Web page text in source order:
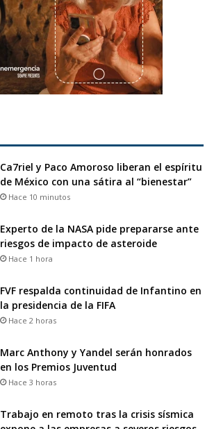
Ca7riel y Paco Amoroso liberan el espíritu
de México con una sátira al “bienestar”
Hace 10 minutos
Experto de la NASA pide prepararse ante
riesgos de impacto de asteroide
Hace 1 hora
FVF respalda continuidad de Infantino en
la presidencia de la FIFA
Hace 2 horas
Marc Anthony y Yandel serán honrados
en los Premios Juventud
Hace 3 horas
Trabajo en remoto tras la crisis sísmica